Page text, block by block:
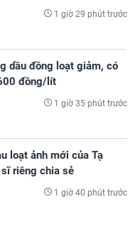
1 giờ 29 phút trước
dầu đồng loạt giảm, có
đồng/lít
1 giờ 35 phút trước
loạt ảnh mới của Tạ
riêng chia sẻ
1 giờ 40 phút trước